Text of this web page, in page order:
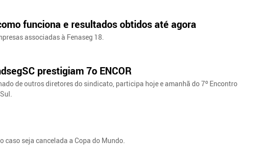
funciona e resultados obtidos até agora
associadas à Fenaseg 18.
prestigiam 7o ENCOR
de outros diretores do sindicato, participa hoje e amanhã do 7º Encontro
caso seja cancelada a Copa do Mundo.